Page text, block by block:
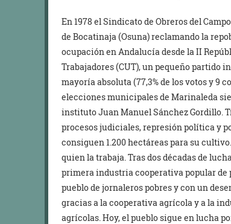
En 1978 el Sindicato de Obreros del
de Bocatinaja (Osuna) reclamando la
ocupación en Andalucía desde la II
Trabajadores (CUT), un pequeño partido
mayoría absoluta (77,3% de los votos y 9
elecciones municipales de Marinaleda
instituto Juan Manuel Sánchez Gordillo.
procesos judiciales, represión política y
consiguen 1.200 hectáreas para su
quien la trabaja. Tras dos décadas de
primera industria cooperativa popular
pueblo de jornaleros pobres y con un
gracias a la cooperativa agrícola y a la
agrícolas. Hoy, el pueblo sigue en lucha